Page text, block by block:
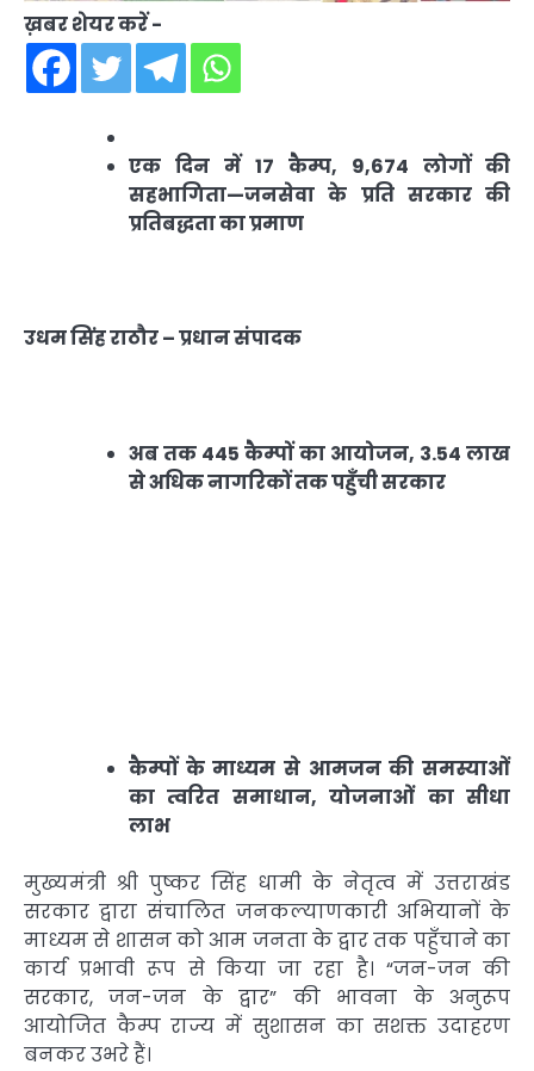
ख़बर शेयर करें -
एक दिन में 17 कैम्प, 9,674 लोगों की
सहभागिता—जनसेवा के प्रति सरकार की
प्रतिबद्धता का प्रमाण
उधम सिंह राठौर – प्रधान संपादक
अब तक 445 कैम्पों का आयोजन, 3.54 लाख
से अधिक नागरिकों तक पहुँची सरकार
कैम्पों के माध्यम से आमजन की समस्याओं
का त्वरित समाधान, योजनाओं का सीधा
लाभ
मुख्यमंत्री श्री पुष्कर सिंह धामी के नेतृत्व में उत्तराखंड
सरकार द्वारा संचालित जनकल्याणकारी अभियानों के
माध्यम से शासन को आम जनता के द्वार तक पहुँचाने का
कार्य प्रभावी रूप से किया जा रहा है। “जन-जन की
सरकार, जन-जन के द्वार” की भावना के अनुरूप
आयोजित कैम्प राज्य में सुशासन का सशक्त उदाहरण
बनकर उभरे हैं।